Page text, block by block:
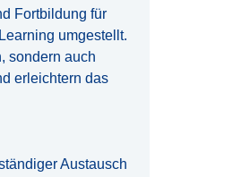
Fortbildung für
umgestellt.
sondern auch
erleichtern das
Austausch